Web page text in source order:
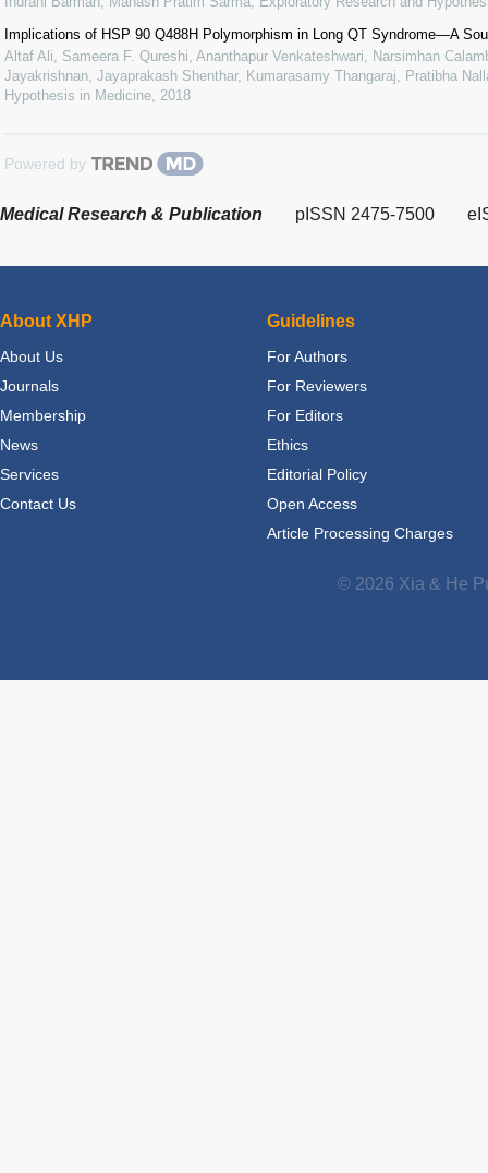
Implications of HSP 90 Q488H Polymorphism in Long QT Syndrome—A
Altaf Ali, Sameera F. Qureshi, Ananthapur Venkateshwari, Narsimhan
Jayakrishnan, Jayaprakash Shenthar, Kumarasamy Thangaraj, Pratibha
Hypothesis in Medicine 2018
Powered by
Medical Research & Publication pISSN 2475-7500
About XHP
About Us
Journals
Membership
News
Services
Contact Us
Guidelines
For Authors
For Reviewers
For Editors
Ethics
Editorial Policy
Open Access
Article Processing Charges
© 2026 Xia & He